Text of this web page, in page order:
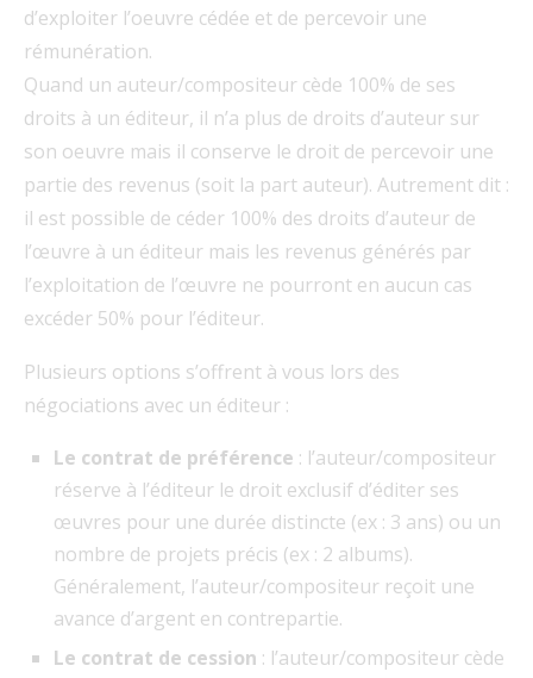
d’exploiter l’oeuvre cédée et de percevoir une
rémunération.
Quand un auteur/compositeur cède 100% de ses
droits à un éditeur, il n’a plus de droits d’auteur sur
son oeuvre mais il conserve le droit de percevoir une
partie des revenus (soit la part auteur). Autrement dit :
il est possible de céder 100% des droits d’auteur de
l’œuvre à un éditeur mais les revenus générés par
l’exploitation de l’œuvre ne pourront en aucun cas
excéder 50% pour l’éditeur.
Plusieurs options s’offrent à vous lors des
négociations avec un éditeur :
Le contrat de préférence : l’auteur/compositeur
réserve à l’éditeur le droit exclusif d’éditer ses
œuvres pour une durée distincte (ex : 3 ans) ou un
nombre de projets précis (ex : 2 albums).
Généralement, l’auteur/compositeur reçoit une
avance d’argent en contrepartie.
Le contrat de cession : l’auteur/compositeur cède